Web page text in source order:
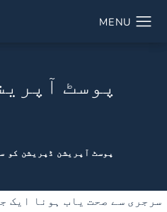
پوسٹ
پوسٹ آپریشن ڈپریشن کو
سرجری سے صحت یاب ہونا ایک